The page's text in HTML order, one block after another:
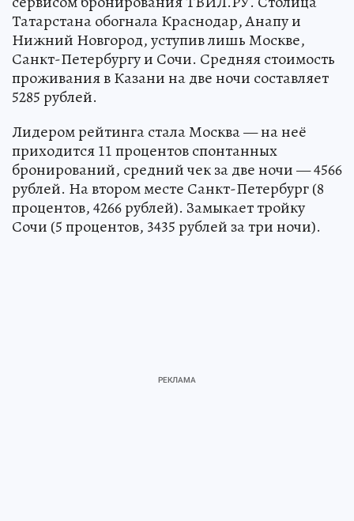
Татарстана обогнала Краснодар, Анапу и
Нижний Новгород, уступив лишь Москве,
Санкт-Петербургу и Сочи. Средняя стоимость
проживания в Казани на две ночи составляет
5285 рублей.
Лидером рейтинга стала Москва — на неё
приходится 11 процентов спонтанных
бронирований, средний чек за две ночи — 4566
рублей. На втором месте Санкт-Петербург (8
процентов, 4266 рублей). Замыкает тройку
Сочи (5 процентов, 3435 рублей за три ночи).